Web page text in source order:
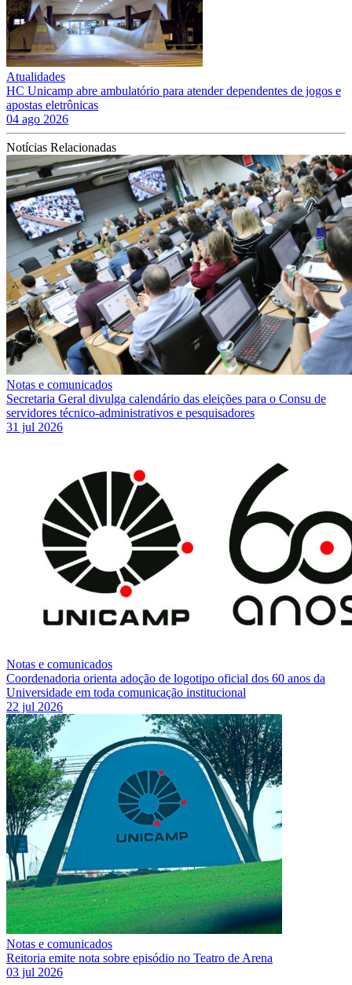
Atualidades
HC Unicamp abre ambulatório para atender dependentes de jogos e
apostas eletrônicas
04 ago 2026
Notícias Relacionadas
Notas e comunicados
Secretaria Geral divulga calendário das eleições para o Consu de
servidores técnico-administrativos e pesquisadores
31 jul 2026
Notas e comunicados
Coordenadoria orienta adoção de logotipo oficial dos 60 anos da
Universidade em toda comunicação institucional
22 jul 2026
Notas e comunicados
Reitoria emite nota sobre episódio no Teatro de Arena
03 jul 2026